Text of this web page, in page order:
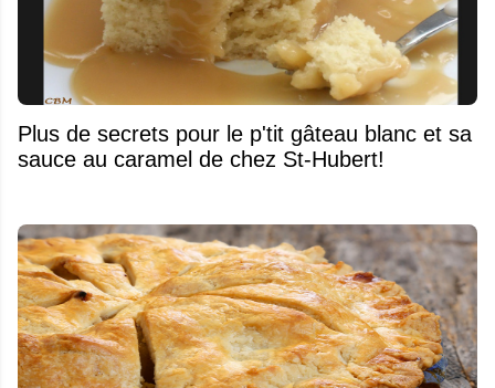
Plus de secrets pour le p'tit gâteau blanc et sa
sauce au caramel de chez St-Hubert!